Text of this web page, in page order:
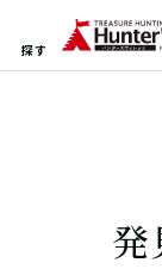
探す
発